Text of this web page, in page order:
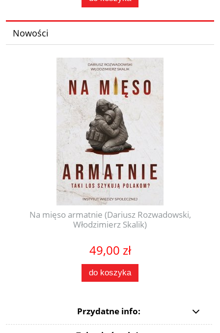
Nowości
Na mięso armatnie (Dariusz Rozwadowski,
Włodzimierz Skalik)
49,00 zł
do koszyka
Przydatne info: